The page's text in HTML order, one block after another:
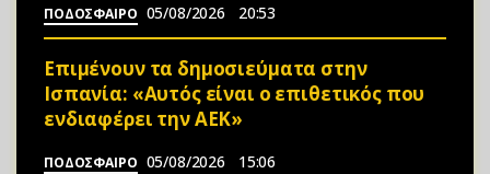
ΠΟΔΟΣΦΑΙΡΟ 05/08/2026 20:53
Επιμένουν τα δημοσιεύματα στην
Ισπανία: «Αυτός είναι ο επιθετικός που
ενδιαφέρει την ΑΕΚ»
ΠΟΔΟΣΦΑΙΡΟ 05/08/2026 15:06